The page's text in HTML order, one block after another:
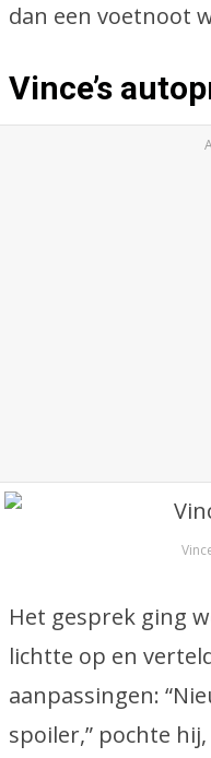
dan een voetnoot
Vince’s
Het gesprek ging
lichtte op en
aanpassingen:
spoiler,” pochte